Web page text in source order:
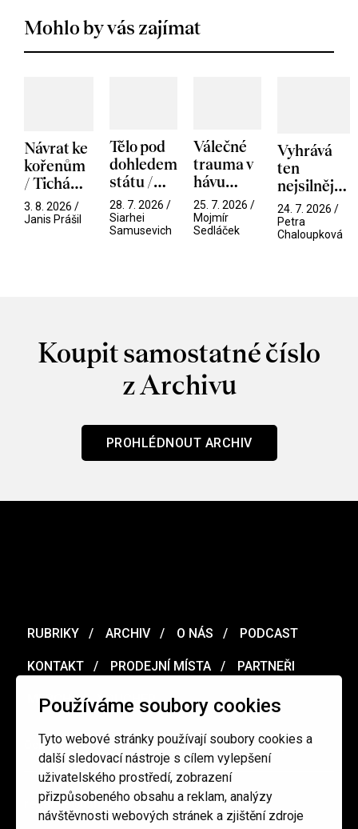
Používáme soubory cookies
Tyto webové stránky používají soubory cookies a
další sledovací nástroje s cílem vylepšení
uživatelského prostředí, zobrazení
přizpůsobeného obsahu a reklam, analýzy
návštěvnosti webových stránek a zjištění zdroje
Mohlo by vás zajímat
Návrat ke
kořenům
/ Tichá
přítelkyně
3. 8. 2026 /
Janis Prášil
Tělo pod
dohledem
státu /
Pramen
28. 7. 2026 /
Siarhei
Samusevich
Válečné
trauma v
hávu
spektáklu
/ Odyssea
25. 7. 2026 /
Mojmír
Sedláček
Vyhrává
ten
nejsilnější
/ V nitru
manosféry
24. 7. 2026 /
Petra
Chaloupková
Koupit samostatné číslo
z Archivu
PROHLÉDNOUT ARCHIV
RUBRIKY ARCHIV O NÁS PODCAST
KONTAKT PRODEJNÍ MÍSTA PARTNEŘI
MERCH VOUCHER
Ochrana osobních údajů / Obchodní podmínky
redakce@cinepur.cz